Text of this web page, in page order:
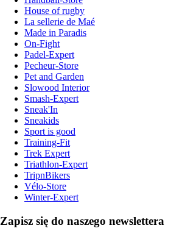
House of rugby
La sellerie de Maé
Made in Paradis
On-Fight
Padel-Expert
Pecheur-Store
Pet and Garden
Slowood Interior
Smash-Expert
Sneak'In
Sneakids
Sport is good
Training-Fit
Trek Expert
Triathlon-Expert
TripnBikers
Vélo-Store
Winter-Expert
Zapisz się do naszego newslettera